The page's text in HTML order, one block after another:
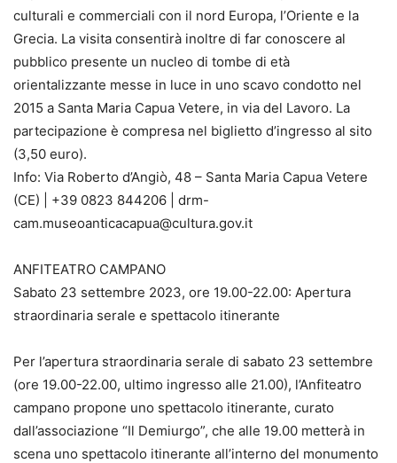
culturali e commerciali con il nord Europa, l’Oriente e la
Grecia. La visita consentirà inoltre di far conoscere al
pubblico presente un nucleo di tombe di età
orientalizzante messe in luce in uno scavo condotto nel
2015 a Santa Maria Capua Vetere, in via del Lavoro. La
partecipazione è compresa nel biglietto d’ingresso al sito
(3,50 euro).
Info: Via Roberto d’Angiò, 48 – Santa Maria Capua Vetere
(CE) | +39 0823 844206 | drm-
cam.museoanticacapua@cultura.gov.it
ANFITEATRO CAMPANO
Sabato 23 settembre 2023, ore 19.00-22.00: Apertura
straordinaria serale e spettacolo itinerante
Per l’apertura straordinaria serale di sabato 23 settembre
(ore 19.00-22.00, ultimo ingresso alle 21.00), l’Anfiteatro
campano propone uno spettacolo itinerante, curato
dall’associazione “Il Demiurgo”, che alle 19.00 metterà in
scena uno spettacolo itinerante all’interno del monumento